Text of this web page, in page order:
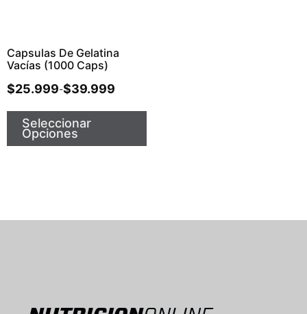
Capsulas De Gelatina
Vacías (1000 Caps)
$25.999-$39.999
Seleccionar
Opciones